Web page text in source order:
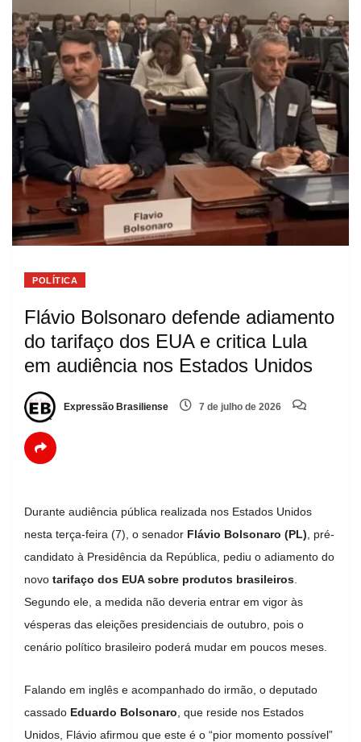
POLÍTICA
Flávio Bolsonaro defende adiamento
do tarifaço dos EUA e critica Lula
em audiência nos Estados Unidos
Expressão Brasiliense 7 de julho de 2026
Durante audiência pública realizada nos Estados Unidos
nesta terça-feira (7), o senador Flávio Bolsonaro (PL) , pré-
candidato à Presidência da República, pediu o adiamento do
novo tarifaço dos EUA sobre produtos brasileiros
Segundo ele, a medida não deveria entrar em vigor às
vésperas das eleições presidenciais de outubro, pois o
cenário político brasileiro poderá mudar em poucos meses.
Falando em inglês e acompanhado do irmão, o deputado
cassado Eduardo Bolsonaro , que reside nos Estados
Unidos, Flávio afirmou que este é o “pior momento possível”